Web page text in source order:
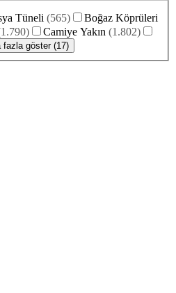
Tüneli (565)
Boğaz Köprüleri
1.790) Camiye Yakın (1.802)
fazla göster (17)